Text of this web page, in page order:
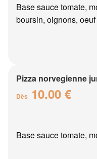
Base sauce tomate,
boursin, oignons, oeuf
Pizza norvegienne
Dès 10.00 €
Base sauce tomate,